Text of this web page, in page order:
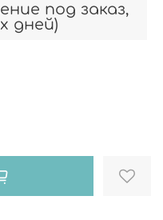
под заказ,
дней)